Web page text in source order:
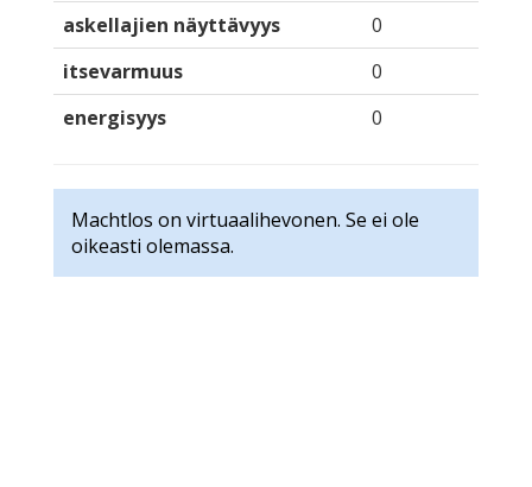
askellajien näyttävyys
0
itsevarmuus
0
energisyys
0
Machtlos on virtuaalihevonen. Se ei ole
oikeasti olemassa.